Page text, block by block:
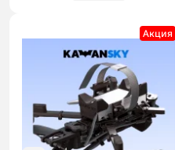
Акция